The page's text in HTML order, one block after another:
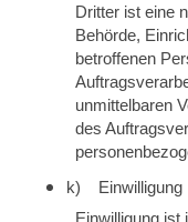
Dritter ist eine
Behörde,
betroffenen
unmittelbaren
des
k) Einwilligung
Einwilligung ist